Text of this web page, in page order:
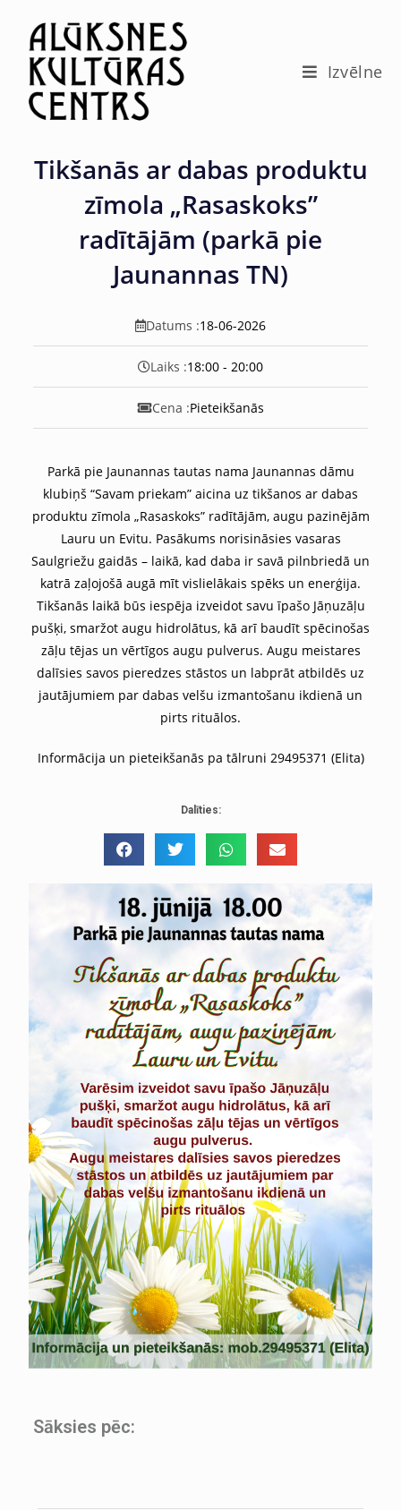
Izvēlne
Tikšanās ar dabas produktu
zīmola „Rasaskoks”
radītājām (parkā pie
Jaunannas TN)
Datums :18-06-2026
Laiks :18:00 - 20:00
Cena :Pieteikšanās
Parkā pie Jaunannas tautas nama Jaunannas dāmu
klubiņš “Savam priekam” aicina uz tikšanos ar dabas
produktu zīmola „Rasaskoks” radītājām, augu pazinējām
Lauru un Evitu. Pasākums norisināsies vasaras
Saulgriežu gaidās – laikā, kad daba ir savā pilnbriedā un
katrā zaļojošā augā mīt vislielākais spēks un enerģija.
Tikšanās laikā būs iespēja izveidot savu īpašo Jāņuzāļu
pušķi, smaržot augu hidrolātus, kā arī baudīt spēcinošas
zāļu tējas un vērtīgos augu pulverus. Augu meistares
dalīsies savos pieredzes stāstos un labprāt atbildēs uz
jautājumiem par dabas velšu izmantošanu ikdienā un
pirts rituālos.
Informācija un pieteikšanās pa tālruni 29495371 (Elita)
Dalīties:
Sāksies pēc: